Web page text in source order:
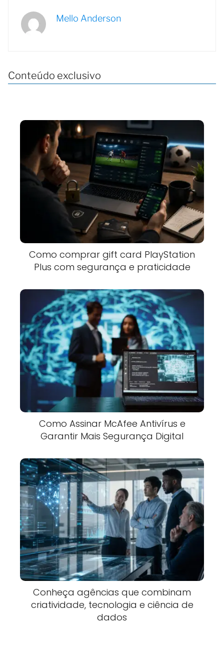
Mello Anderson
Conteúdo exclusivo
Como comprar gift card PlayStation
Plus com segurança e praticidade
Como Assinar McAfee Antivírus e
Garantir Mais Segurança Digital
Conheça agências que combinam
criatividade, tecnologia e ciência de
dados